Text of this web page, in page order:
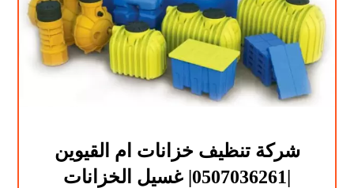
شركة تنظيف خزانات ام القيوين
|0507036261| غسيل الخزانات